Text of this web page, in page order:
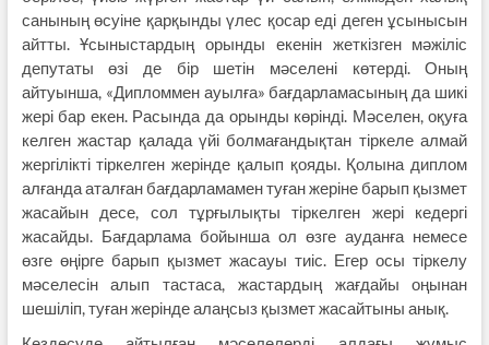
санының өсуіне қарқынды үлес қосар еді деген ұсынысын
айтты. Ұсыныстардың орынды екенін жеткізген мәжіліс
депутаты өзі де бір шетін мәселені көтерді. Оның
айтуынша, «Дипломмен ауылға» бағдарламасының да шикі
жері бар екен. Расында да орынды көрінді. Мәселен, оқуға
келген жастар қалада үйі болмағандықтан тіркеле алмай
жергілікті тіркелген жерінде қалып қояды. Қолына диплом
алғанда аталған бағдарламамен туған жеріне барып қызмет
жасайын десе, сол тұрғылықты тіркелген жері кедергі
жасайды. Бағдарлама бойынша ол өзге ауданға немесе
өзге өңірге барып қызмет жасауы тиіс. Егер осы тіркелу
мәселесін алып тастаса, жастардың жағдайы оңынан
шешіліп, туған жерінде алаңсыз қызмет жасайтыны анық.